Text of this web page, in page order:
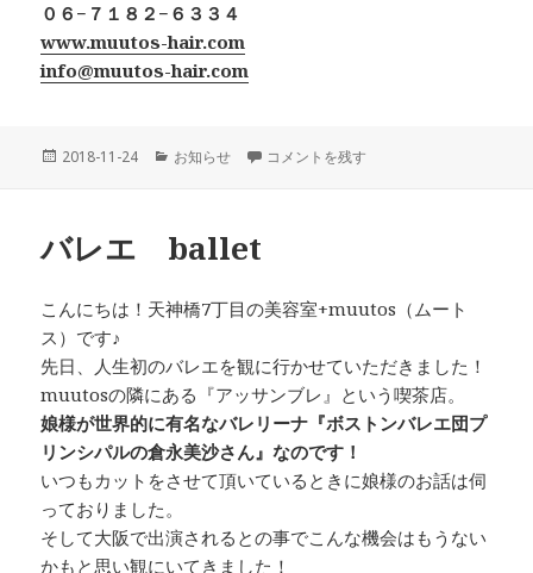
０６−７１８２−６３３４
www.muutos-hair.com
info@muutos-hair.com
投
2018-11-24
カ
ー
お知らせ 3rd anniversary に
コメントを残す
バレエ ballet
こんにちは！天神橋7丁目の美容室+muutos（ムート
ス）です♪
先日、人生初のバレエを観に行かせていただきました！
muutosの隣にある『アッサンブレ』という喫茶店。
娘様が世界的に有名なバレリーナ『ボストンバレエ団プ
リンシパルの倉永美沙さん』なのです！
いつもカットをさせて頂いているときに娘様のお話は伺
っておりました。
そして大阪で出演されるとの事でこんな機会はもうない
かもと思い観にいてきました！